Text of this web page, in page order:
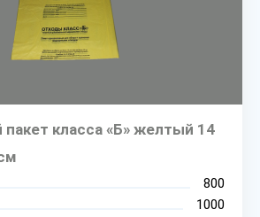
класса «Б» желтый 14
800
1000